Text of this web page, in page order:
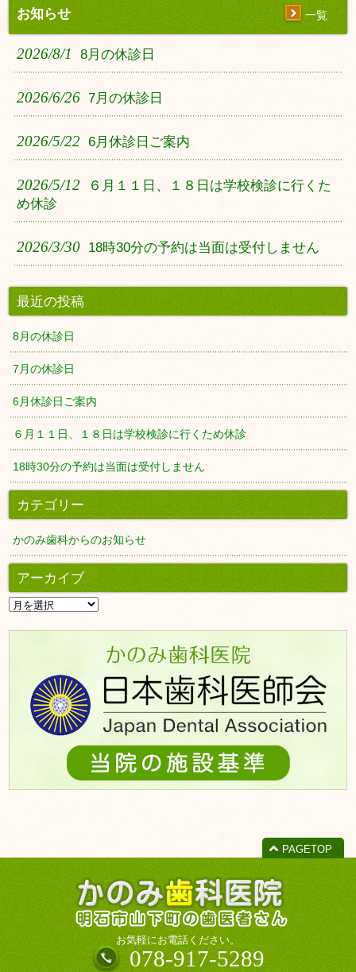
お知らせ 一覧
2026/8/1 8月の休診日
2026/6/26 7月の休診日
2026/5/22 6月休診日ご案内
2026/5/12
６月１１日、１８日は学校検診に行くた
め休診
2026/3/30 18時30分の予約は当面は受付しません
最近の投稿
8月の休診日
7月の休診日
6月休診日ご案内
６月１１日、１８日は学校検診に行くため休診
18時30分の予約は当面は受付しません
カテゴリー
かのみ歯科からのお知らせ
アーカイブ
ア
PAGETOP
お気軽にお電話ください。
078-917-5289